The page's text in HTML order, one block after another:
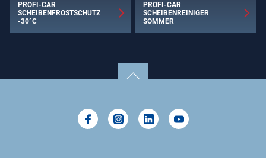
PROFI-CAR
SCHEIBENFROSTSCHUTZ
-30°C
PROFI-CAR
SCHEIBENREINIGER
SOMMER